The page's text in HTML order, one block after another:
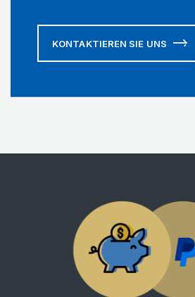
KONTAKTIEREN SIE UNS